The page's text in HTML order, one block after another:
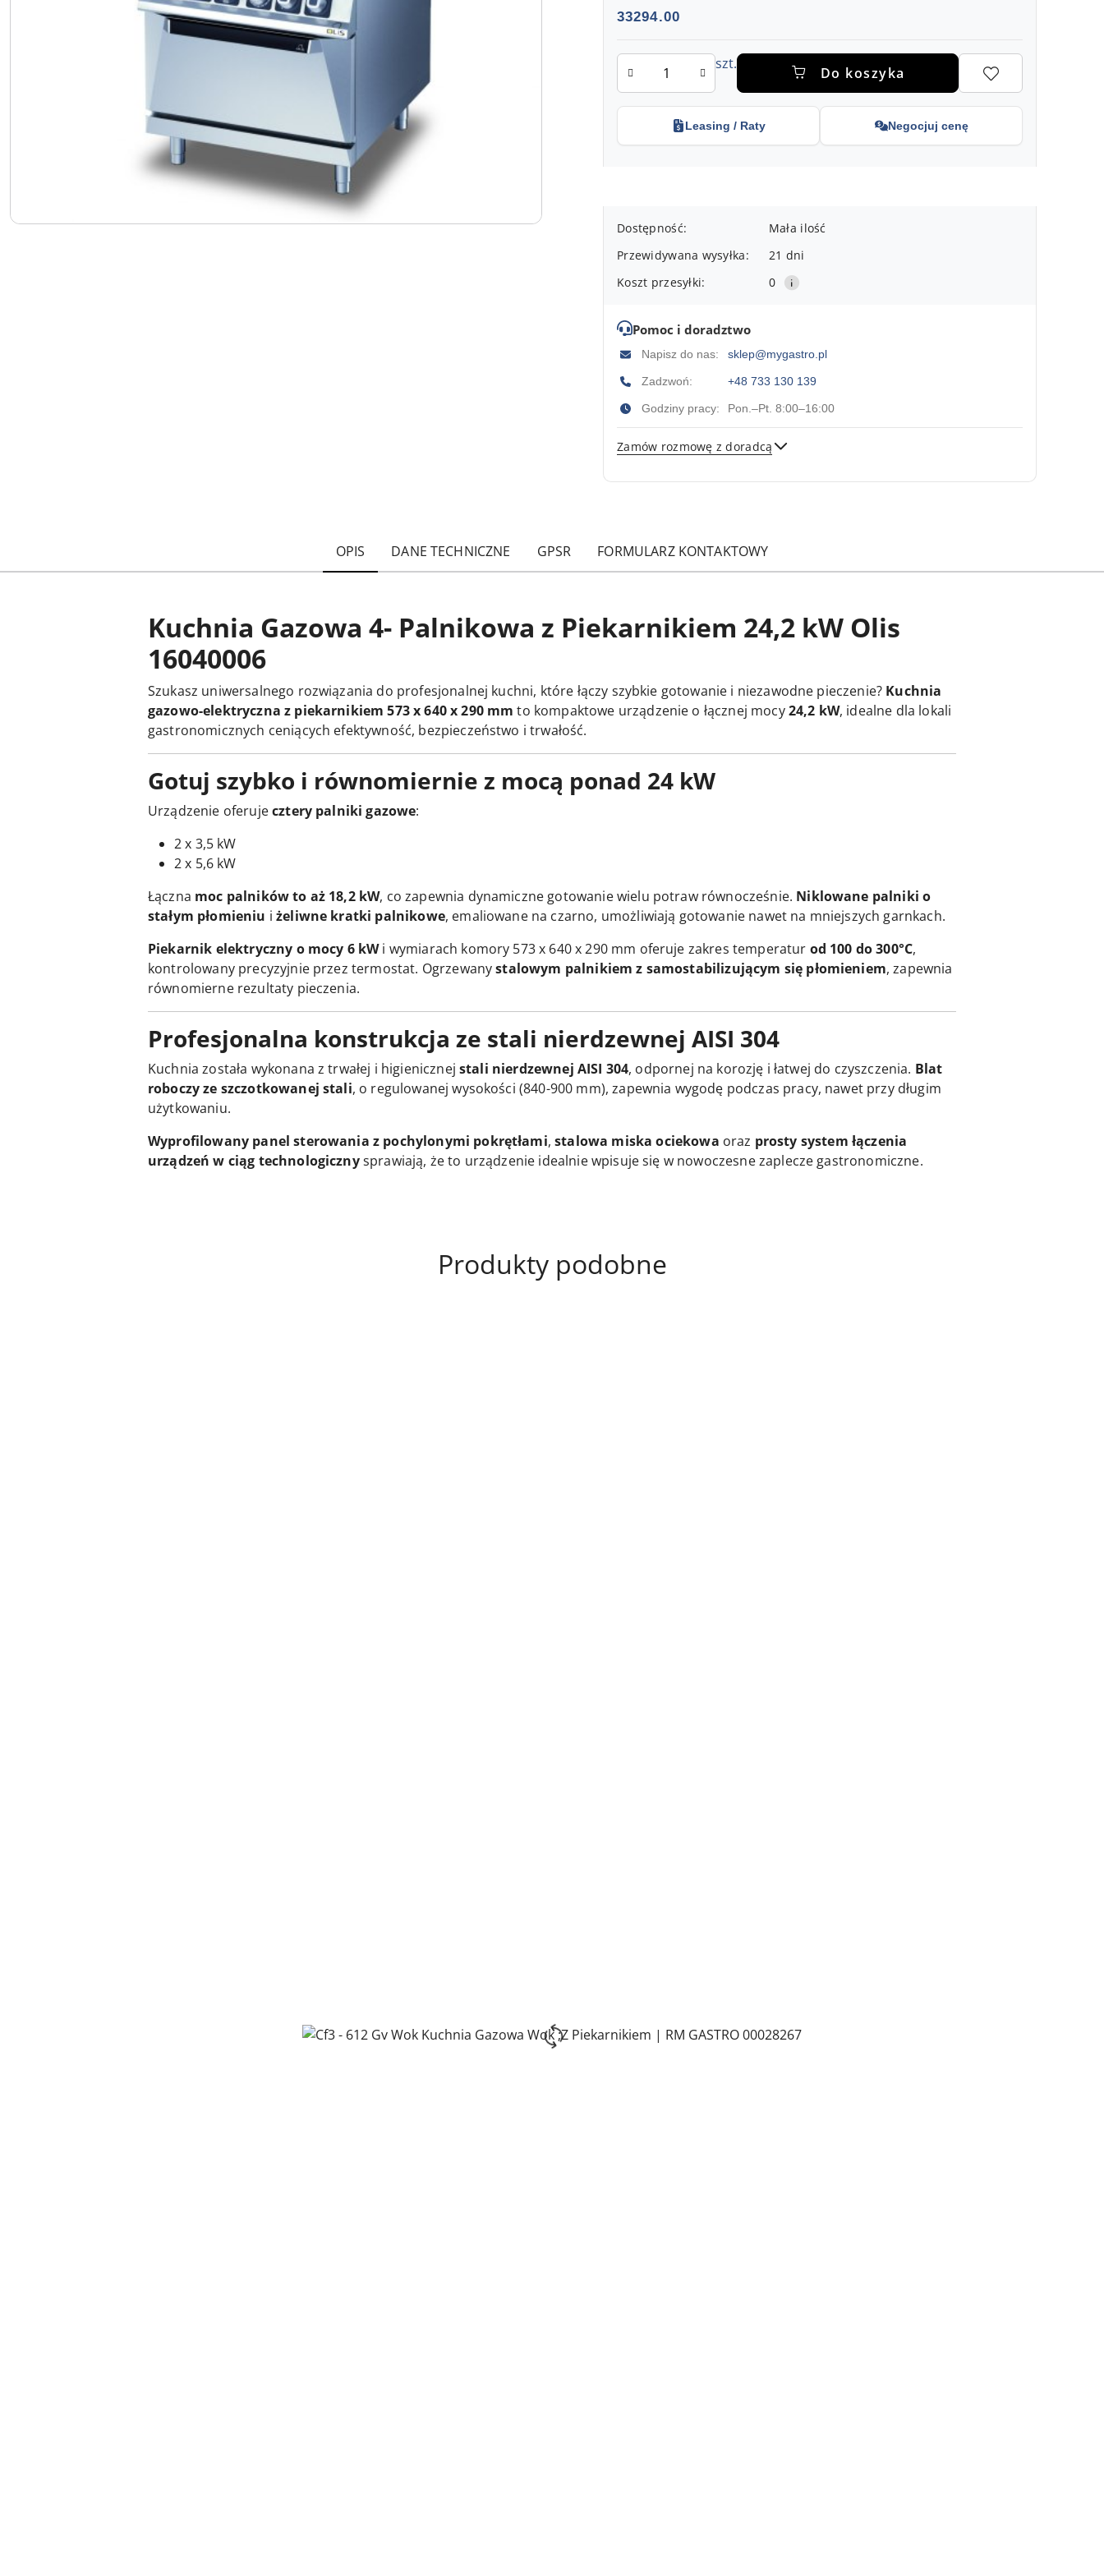
Cena:
33294.00
Ilość szt.
Do koszyka
Leasing / Raty Negocjuj cenę
Dostępność
dostawa
Dostępność:
Mała ilość
Przewidywana wysyłka:
21 dni
Koszt przesyłki:
0
Pomoc i doradztwo
Napisz do nas: sklep@mygastro.pl
Zadzwoń: +48 733 130 139
Godziny pracy: Pon.–Pt. 8:00–16:00
Zamów rozmowę z doradcą
OPIS
DANE TECHNICZNE GPSR FORMULARZ KONTAKTOWY
Kuchnia Gazowa 4- Palnikowa z Piekarnikiem 24,2 kW Olis
16040006
Szukasz uniwersalnego rozwiązania do profesjonalnej kuchni, które łączy szybkie gotowanie i niezawodne pieczenie? Kuchnia
gazowo-elektryczna z piekarnikiem 573 x 640 x 290 mm to kompaktowe urządzenie o łącznej mocy24,2 kW, idealne dla lokali
gastronomicznych ceniących efektywność, bezpieczeństwo i trwałość.
Gotuj szybko i równomiernie z mocą ponad 24 kW
Urządzenie oferujecztery palniki gazowe:
2 x 3,5 kW
2 x 5,6 kW
Łączna moc palników to aż 18,2 kW, co zapewnia dynamiczne gotowanie wielu potraw równocześnie. Niklowane palniki o
stałym płomieniu iżeliwne kratki palnikowe, emaliowane na czarno, umożliwiają gotowanie nawet na mniejszych garnkach.
Piekarnik elektryczny o mocy 6 kWi wymiarach komory 573 x 640 x 290 mm oferuje zakres temperatur od 100 do 300°C,
kontrolowany precyzyjnie przez termostat. Ogrzewanystalowym palnikiem z samostabilizującym się płomieniem, zapewnia
równomierne rezultaty pieczenia.
Profesjonalna konstrukcja ze stali nierdzewnej AISI 304
Kuchnia została wykonana z trwałej i higienicznej stali nierdzewnej AISI 304, odpornej na korozję i łatwej do czyszczenia. Blat
roboczy ze szczotkowanej stali, o regulowanej wysokości (840-900 mm), zapewnia wygodę podczas pracy, nawet przy długim
użytkowaniu.
Wyprofilowany panel sterowania z pochylonymi pokrętłami,stalowa miska ociekowa oraz prosty system łączenia
urządzeń w ciąg technologicznysprawiają, że to urządzenie idealnie wpisuje się w nowoczesne zaplecze gastronomiczne.
Produkty
Produkty podobne